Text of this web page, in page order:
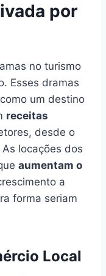
por
no turismo
Esses dramas
um destino
receitas
desde o
locações dos
aumentam o
a
forma seriam
Local